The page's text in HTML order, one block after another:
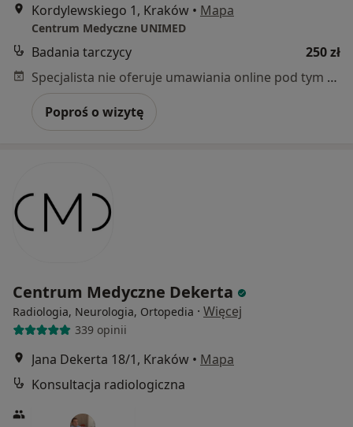
Kordylewskiego 1, Kraków • Mapa
Centrum Medyczne UNIMED
Badania tarczycy
250 zł
Specjalista nie oferuje umawiania online pod tym adresem.
Poproś o wizytę
Centrum Medyczne Dekerta
Radiologia, Neurologia, Ortopedia · Więcej
339 opinii
Jana Dekerta 18/1, Kraków • Mapa
Konsultacja radiologiczna